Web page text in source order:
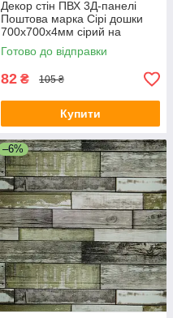
Декор стін ПВХ 3Д-панелі
Поштова марка Сірі дошки
700х700х4мм сірий на
клейкій основі (91) SW-
00001152
Готово до відправки
82 ₴ 105 ₴
Купити
–6%